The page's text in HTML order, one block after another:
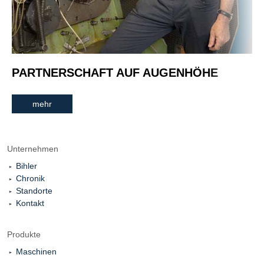
PARTNERSCHAFT AUF AUGENHÖHE
mehr
Unternehmen
Bihler
Chronik
Standorte
Kontakt
Produkte
Maschinen